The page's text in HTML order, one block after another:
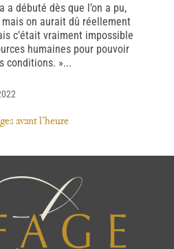
avant l’heure
a débuté dès que l’on a pu,
on aurait dû réellement
c’était vraiment impossible
humaines pour pouvoir
conditions. »...